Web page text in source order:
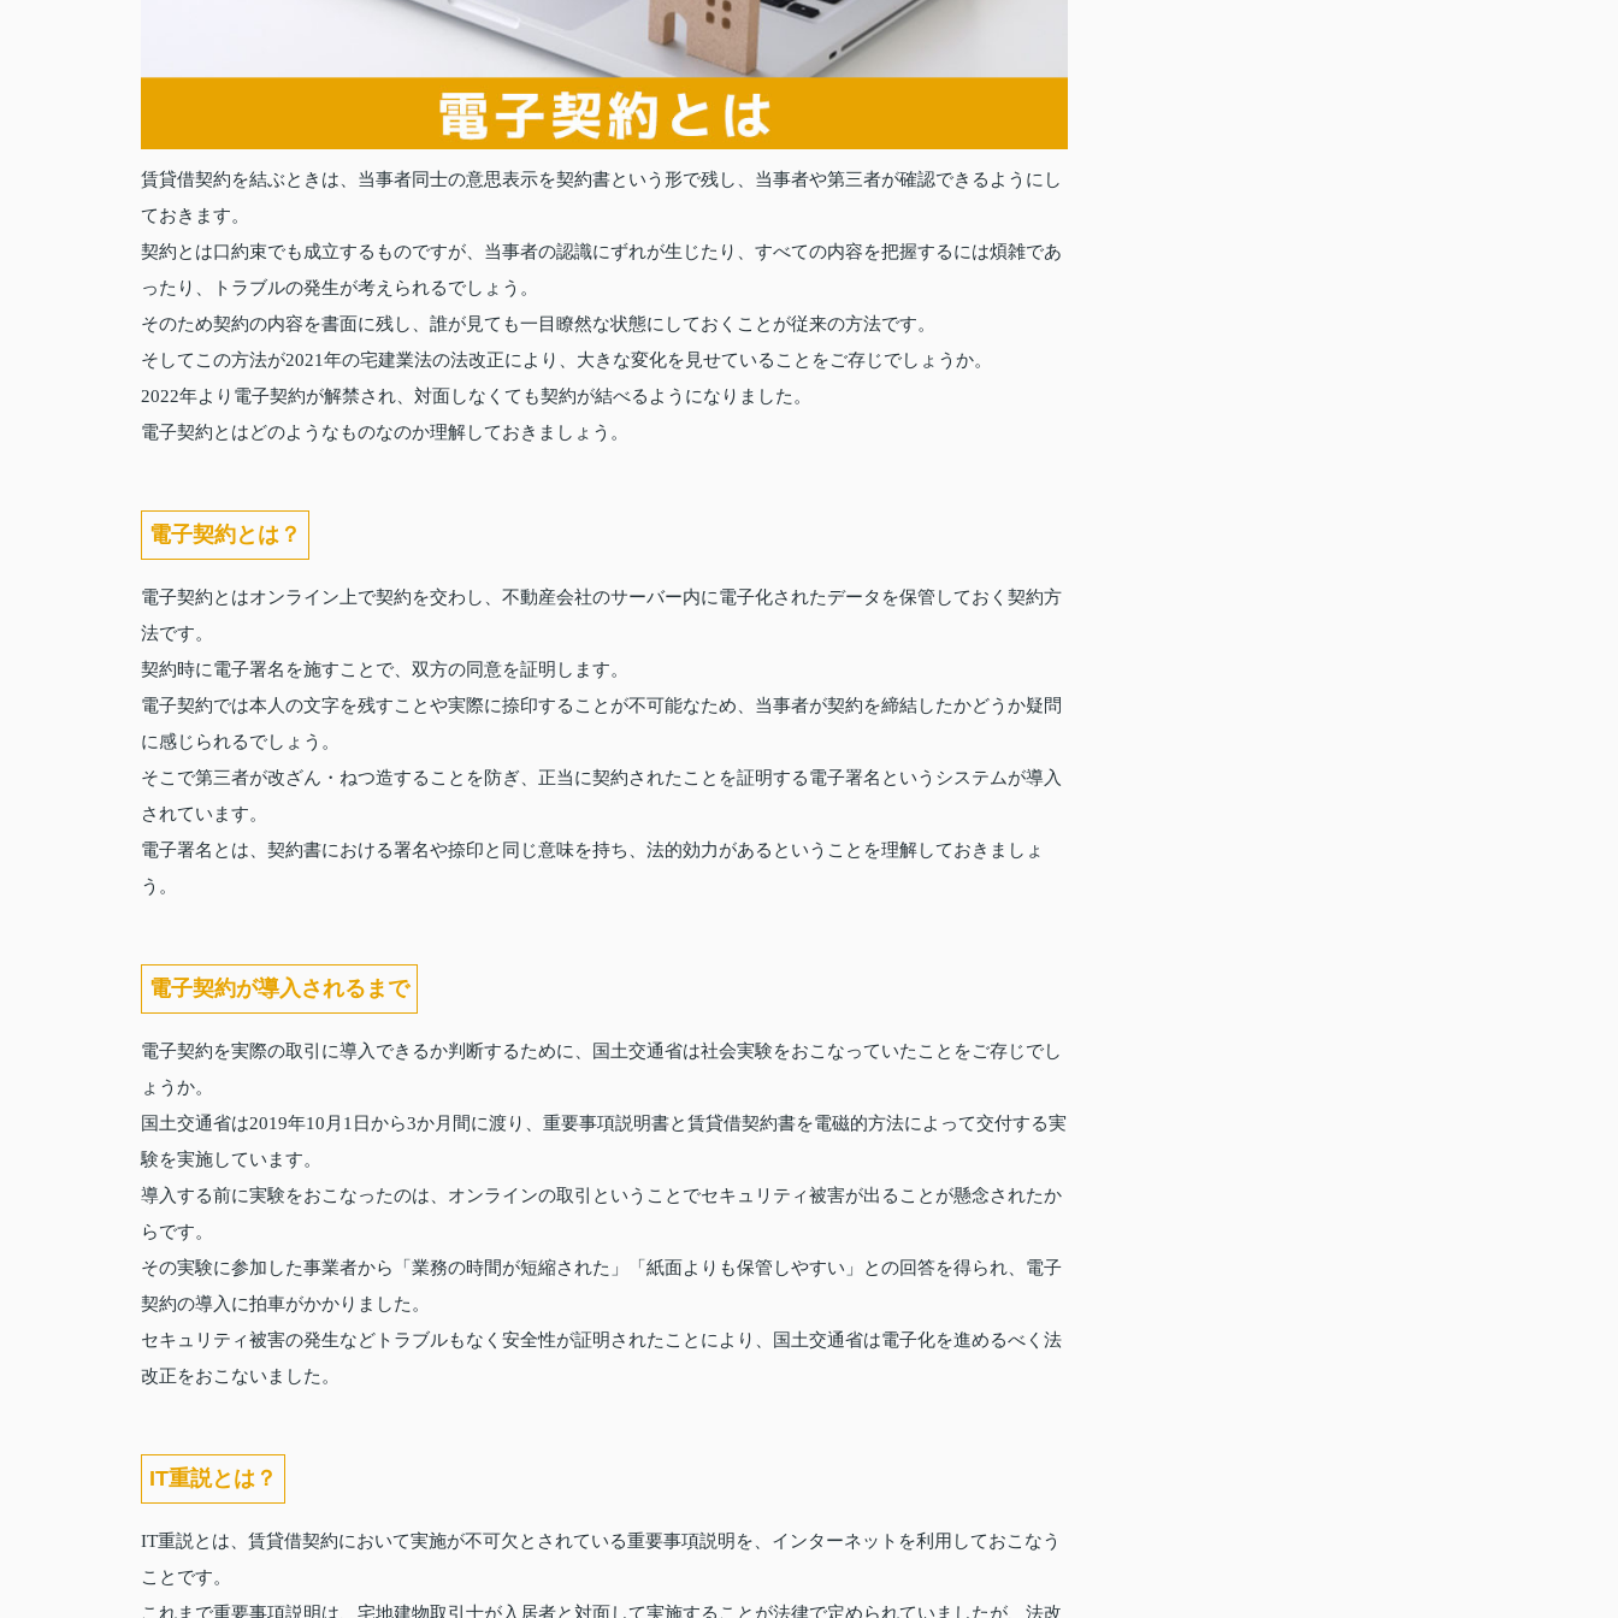
賃貸借契約を結ぶときは、当事者同士の意思表示を契約書という形で残し、当事者や第三者が確認できるようにし
ておきます。
契約とは口約束でも成立するものですが、当事者の認識にずれが生じたり、すべての内容を把握するには煩雑であ
ったり、トラブルの発生が考えられるでしょう。
そのため契約の内容を書面に残し、誰が見ても一目瞭然な状態にしておくことが従来の方法です。
そしてこの方法が2021年の宅建業法の法改正により、大きな変化を見せていることをご存じでしょうか。
2022年より電子契約が解禁され、対面しなくても契約が結べるようになりました。
電子契約とはどのようなものなのか理解しておきましょう。
電子契約とは？
電子契約とはオンライン上で契約を交わし、不動産会社のサーバー内に電子化されたデータを保管しておく契約方
法です。
契約時に電子署名を施すことで、双方の同意を証明します。
電子契約では本人の文字を残すことや実際に捺印することが不可能なため、当事者が契約を締結したかどうか疑問
に感じられるでしょう。
そこで第三者が改ざん・ねつ造することを防ぎ、正当に契約されたことを証明する電子署名というシステムが導入
されています。
電子署名とは、契約書における署名や捺印と同じ意味を持ち、法的効力があるということを理解しておきましょ
う。
電子契約が導入されるまで
電子契約を実際の取引に導入できるか判断するために、国土交通省は社会実験をおこなっていたことをご存じでし
ょうか。
国土交通省は2019年10月1日から3か月間に渡り、重要事項説明書と賃貸借契約書を電磁的方法によって交付する実
験を実施しています。
導入する前に実験をおこなったのは、オンラインの取引ということでセキュリティ被害が出ることが懸念されたか
らです。
その実験に参加した事業者から「業務の時間が短縮された」「紙面よりも保管しやすい」との回答を得られ、電子
契約の導入に拍車がかかりました。
セキュリティ被害の発生などトラブルもなく安全性が証明されたことにより、国土交通省は電子化を進めるべく法
改正をおこないました。
IT重説とは？
IT重説とは、賃貸借契約において実施が不可欠とされている重要事項説明を、インターネットを利用しておこなう
ことです。
これまで重要事項説明は、宅地建物取引士が入居者と対面して実施することが法律で定められていましたが、法改